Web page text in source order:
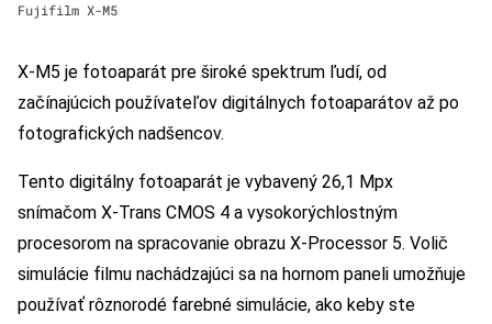
Fujifilm X-M5
X-M5 je fotoaparát pre široké spektrum ľudí, od
začínajúcich používateľov digitálnych fotoaparátov až po
fotografických nadšencov.
Tento digitálny fotoaparát je vybavený 26,1 Mpx
snímačom X-Trans CMOS 4 a vysokorýchlostným
procesorom na spracovanie obrazu X-Processor 5. Volič
simulácie filmu nachádzajúci sa na hornom paneli umožňuje
používať rôznorodé farebné simulácie, ako keby ste